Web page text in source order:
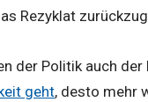
Rezyklat
der Politik auch
geht, desto mehr